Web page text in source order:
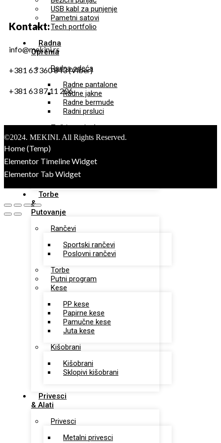
USB kabl za punjenje
Pametni satovi
Tech portfolio
Radna
Oprema
Radna odeća
Radne pantalone
Radne jakne
Radne bermude
Radni prsluci
Zaštitna obuća
Sigurnosna obuća
Dodatna radna oprema
Torbe
&
Putovanje
Rančevi
Sportski rančevi
Poslovni rančevi
Torbe
Putni program
Kese
PP kese
Papirne kese
Pamučne kese
Juta kese
Kišobrani
Kišobrani
Sklopivi kišobrani
Privesci
& Alati
Privesci
Metalni privesci
Kontakt:
info@mekini.rs
+381 63 360 843 (Viber)
+381 63 87 11 206
©2024. MEKINI. All Rights Reserved.
Home (Temp)
Elementor Timeline Widget
Elementor Tab Widget